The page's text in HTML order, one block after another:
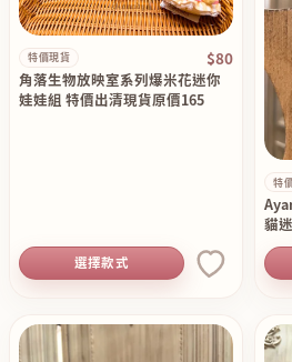
特價現貨 $80
角落生物放映室系列爆米花迷你
娃娃組 特價出清現貨原價165
選擇款式
特
貓
0